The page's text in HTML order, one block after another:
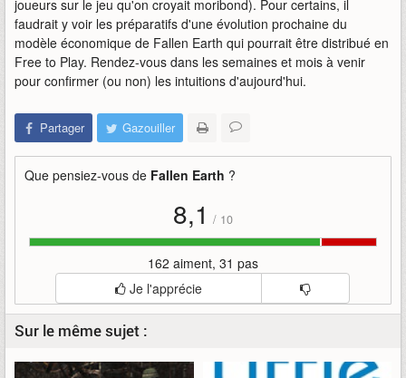
joueurs sur le jeu qu'on croyait moribond). Pour certains, il
faudrait y voir les préparatifs d'une évolution prochaine du
modèle économique de Fallen Earth qui pourrait être distribué en
Free to Play. Rendez-vous dans les semaines et mois à venir
pour confirmer (ou non) les intuitions d'aujourd'hui.
Partager Gazouiller
Que pensiez-vous de Fallen Earth ?
8,1 / 10
162 aiment, 31 pas
Je l'apprécie
Sur le même sujet :